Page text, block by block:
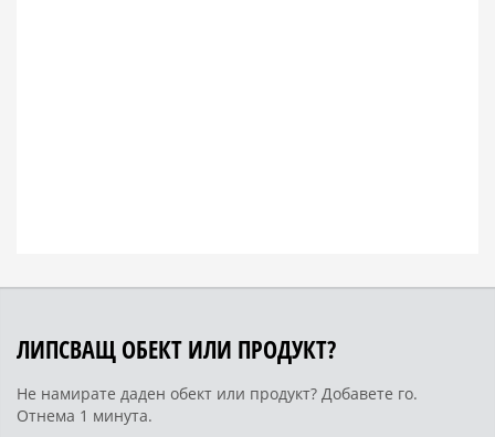
ЛИПСВАЩ ОБЕКТ ИЛИ ПРОДУКТ?
Не намирате даден обект или продукт? Добавете го.
Отнема 1 минута.